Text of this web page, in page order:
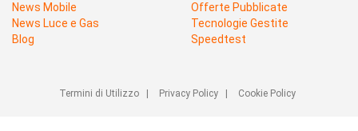
News Mobile
News Luce e Gas
Blog
Offerte Pubblicate
Tecnologie Gestite
Speedtest
Termini di Utilizzo| Privacy Policy| Cookie Policy